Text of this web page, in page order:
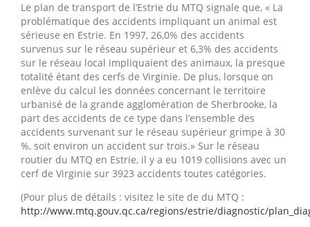
Le plan de transport de l’Estrie du MTQ signale que, « La
problématique des accidents impliquant un animal est
sérieuse en Estrie. En 1997, 26,0% des accidents
survenus sur le réseau supérieur et 6,3% des accidents
sur le réseau local impliquaient des animaux, la presque
totalité étant des cerfs de Virginie. De plus, lorsque on
enlève du calcul les données concernant le territoire
urbanisé de la grande agglomération de Sherbrooke, la
part des accidents de ce type dans l’ensemble des
accidents survenant sur le réseau supérieur grimpe à 30
%, soit environ un accident sur trois.» Sur le réseau
routier du MTQ en Estrie, il y a eu 1019 collisions avec un
cerf de Virginie sur 3923 accidents toutes catégories.
(Pour plus de détails : visitez le site de du MTQ :
http://www.mtq.gouv.qc.ca/regions/estrie/diagnostic/